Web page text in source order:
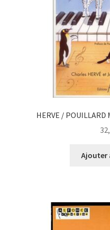
HERVE / POUILLARD
Ajouter